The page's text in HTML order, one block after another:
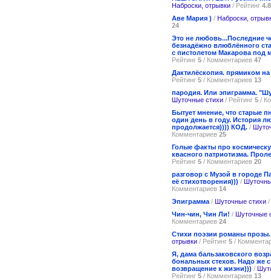
Наброски, отрывки / Рейтинг 4.8
Аве Мария ) / Наброски,
24
Это не любовь...Последние
безнадёжно влюблённого
с пистолетом Макарова под
Рейтинг 5 / Комментариев 47
Дактилёскопия. прямиком
Рейтинг 5 / Комментариев 13
пародия. Или эпиграмма.
Шуточные стихи / Рейтинг 5 /
Бытует мнение, что старые
один день в году. История
продолжается)))) КОД. /
Комментариев 25
Голые факты про
квасного патриотизма.
Рейтинг 5 / Комментариев 20
разговор с Музой в городе
её стихотворения))) /
Комментариев 14
Эпиграмма / Шуточные стихи /
Чин-чин, Чин Ли! / Шуточные
Комментариев 24
Стихи поэзии романы
отрывки / Рейтинг 5 /
Я, дама бальзаковского
бональных стехов. Надо же с
возвращение к жизни))) /
Рейтинг 5 / Комментариев 13